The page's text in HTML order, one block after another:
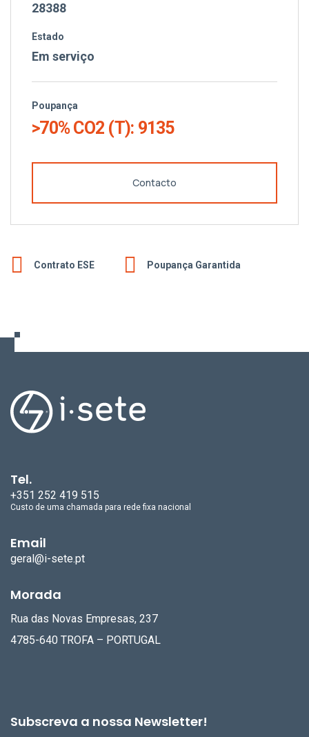
28388
Estado
Em serviço
Poupança
>70% CO2 (T): 9135
Contacto
Contrato ESE Poupança Garantida
Tel.
+351 252 419 515
Custo de uma chamada para rede fixa nacional
Email
geral@i-sete.pt
Morada
Rua das Novas Empresas, 237
4785-640 TROFA – PORTUGAL
Subscreva a nossa Newsletter!